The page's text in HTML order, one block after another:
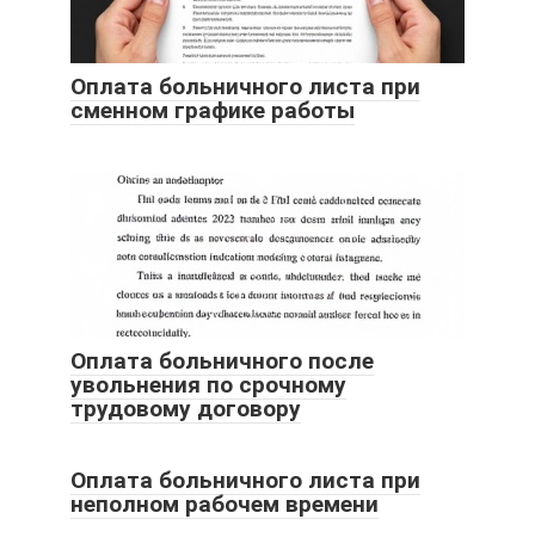
Оплата больничного листа при
сменном графике работы
Оплата больничного после
увольнения по срочному
трудовому договору
Оплата больничного листа при
неполном рабочем времени